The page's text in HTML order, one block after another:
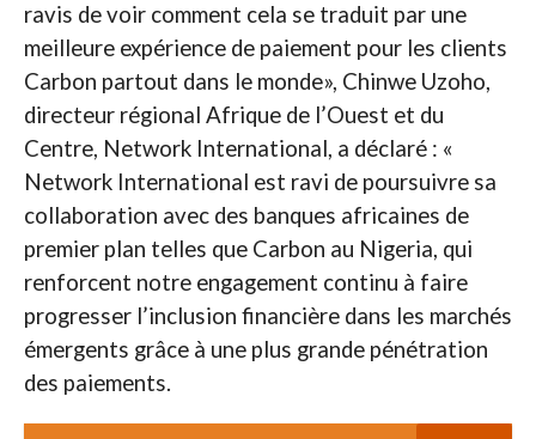
ravis de voir comment cela se traduit par une
meilleure expérience de paiement pour les clients
Carbon partout dans le monde», Chinwe Uzoho,
directeur régional Afrique de l’Ouest et du
Centre, Network International, a déclaré : «
Network International est ravi de poursuivre sa
collaboration avec des banques africaines de
premier plan telles que Carbon au Nigeria, qui
renforcent notre engagement continu à faire
progresser l’inclusion financière dans les marchés
émergents grâce à une plus grande pénétration
des paiements.